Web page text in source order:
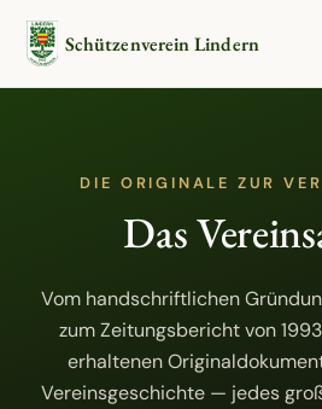
Schützenverein Lindern
DIE ORIGINALE ZUR
Das
Vom handschriftlichen
zum Zeitungsbericht von
erhaltenen
Vereinsgeschichte — jedes